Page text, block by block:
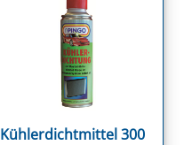
Kühlerdichtmittel 300